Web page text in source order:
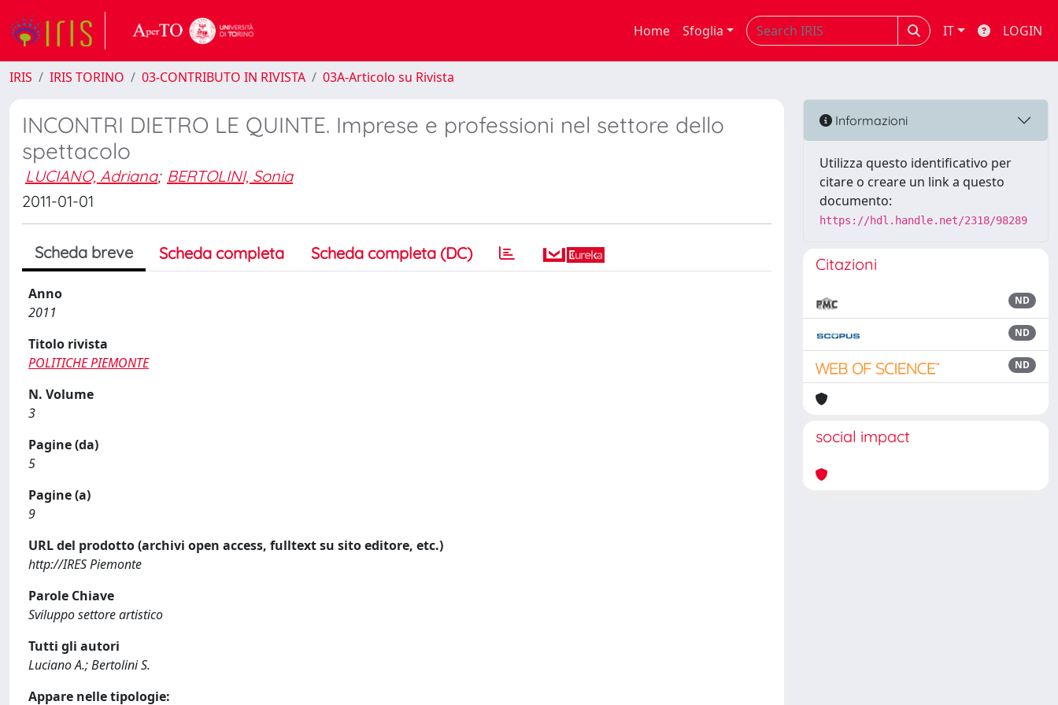
Home Sfoglia IT LOGIN
IRIS IRIS TORINO 03-CONTRIBUTO IN RIVISTA 03A-Articolo su Rivista
INCONTRI DIETRO LE QUINTE. Imprese e professioni nel settore dello
spettacolo
LUCIANO, Adriana; BERTOLINI, Sonia
2011-01-01
Scheda breve Scheda completa Scheda completa (DC)
Anno
2011
Titolo rivista
POLITICHE PIEMONTE
N. Volume
3
Pagine (da)
5
Pagine (a)
9
URL del prodotto (archivi open access, fulltext su sito editore, etc.)
http://IRES Piemonte
Parole Chiave
Sviluppo settore artistico
Tutti gli autori
Luciano A.; Bertolini S.
Appare nelle tipologie:
Informazioni
Utilizza questo identificativo per
citare o creare un link a questo
documento:
https://hdl.handle.net/2318/98289
Citazioni
ND
ND
ND
social impact